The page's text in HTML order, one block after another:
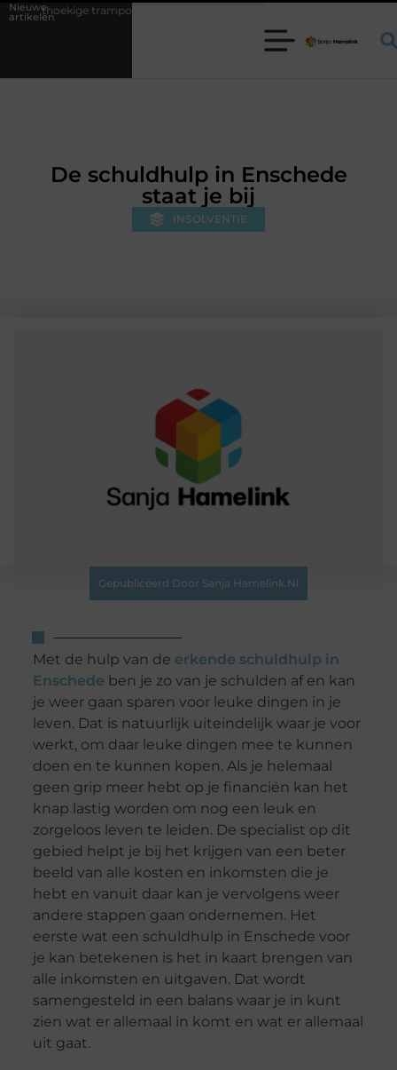
Nieuwe
artikelenkiezen voor jouw tuin
De schuldhulp in Enschede
staat je bij
INSOLVENTIE
Gepubliceerd Door Sanja Hamelink.nl
Met de hulp van de erkende schuldhulp in
Enschede ben je zo van je schulden af en kan
je weer gaan sparen voor leuke dingen in je
leven. Dat is natuurlijk uiteindelijk waar je voor
werkt, om daar leuke dingen mee te kunnen
doen en te kunnen kopen. Als je helemaal
geen grip meer hebt op je financiën kan het
knap lastig worden om nog een leuk en
zorgeloos leven te leiden. De specialist op dit
gebied helpt je bij het krijgen van een beter
beeld van alle kosten en inkomsten die je
hebt en vanuit daar kan je vervolgens weer
andere stappen gaan ondernemen. Het
eerste wat een schuldhulp in Enschede voor
je kan betekenen is het in kaart brengen van
alle inkomsten en uitgaven. Dat wordt
samengesteld in een balans waar je in kunt
zien wat er allemaal in komt en wat er allemaal
uit gaat.